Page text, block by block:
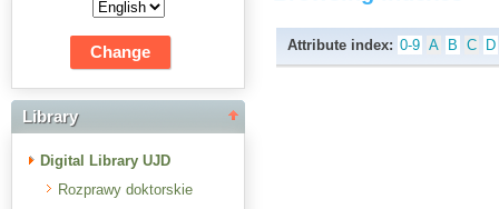
Library
Digital Library UJD
Rozprawy doktorskie
Attribute index: 0-9 A B C D